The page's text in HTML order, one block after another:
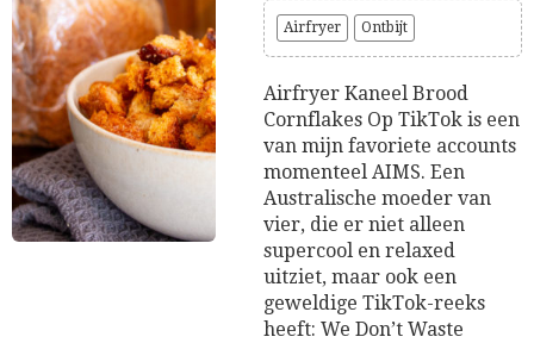
Airfryer Ontbijt
Airfryer Kaneel Brood
Cornflakes Op TikTok is een
van mijn favoriete accounts
momenteel AIMS. Een
Australische moeder van
vier, die er niet alleen
supercool en relaxed
uitziet, maar ook een
geweldige TikTok-reeks
heeft: We Don’t Waste